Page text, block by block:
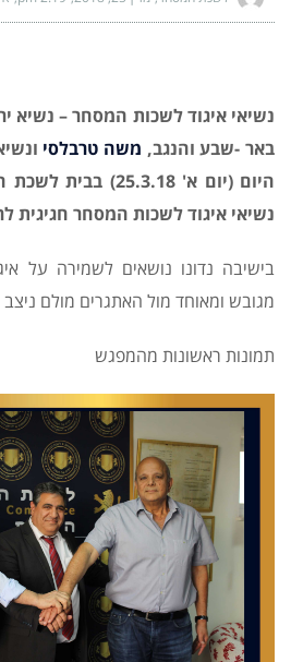
נשיאי איגוד לשכות המסחר – נשיא
באר -שבע והנגב, משה טרבלסי
היום (יום א'
נשיאי איגוד לשכות המסחר חגיגית
בישיבה נדונו נושאים לשמירה על
מגובש ומאוחד מול האתגרים מולם
תמונות ראשונות מהמפגש